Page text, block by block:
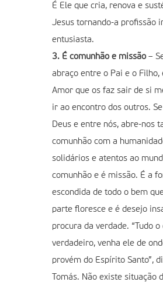
É Ele que cria, renova e
Jesus tornando-a profissão
entusiasta.
3. É comunhão e missão–
abraço entre o Pai e o Filho,
Amor que os faz sair de si
ir ao encontro dos outros.
Deus e entre nós, abre-nos
comunhão com a
solidários e atentos ao
comunhão e é missão. É a
escondida de todo o bem
parte floresce e é desejo
procura da verdade. “Tudo o
verdadeiro, venha ele de
provém do Espírito Santo”,
Tomás. Não existe situação